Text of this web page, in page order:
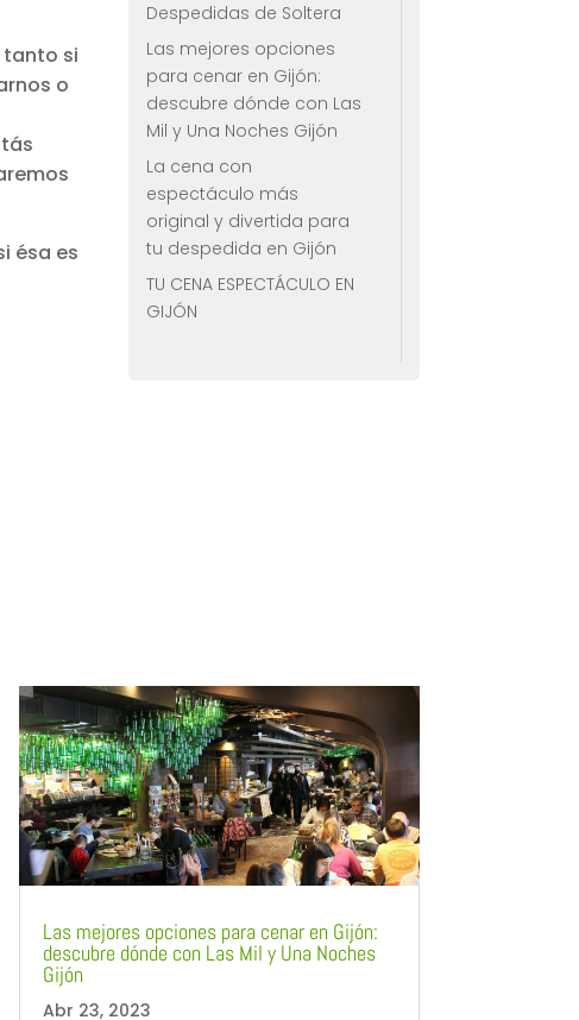
tanto si
o
ésa es
Despedidas de Soltera
Las mejores opciones
para cenar en Gijón:
descubre dónde con Las
Mil y Una Noches Gijón
La cena con
espectáculo más
original y divertida para
tu despedida en Gijón
TU CENA ESPECTÁCULO EN
GIJÓN
Las mejores opciones para cenar en Gijón:
descubre dónde con Las Mil y Una Noches
Gijón
Abr 23, 2023